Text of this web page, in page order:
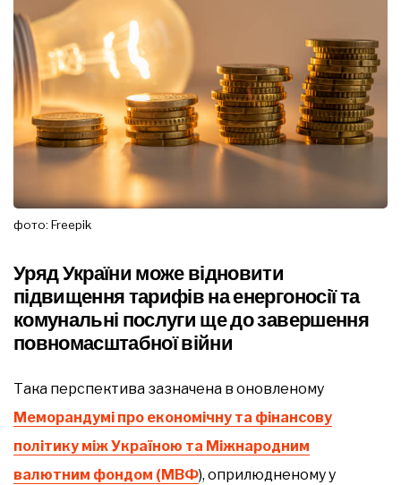
фото: Freepik
Уряд України може відновити
підвищення тарифів на енергоносії та
комунальні послуги ще до завершення
повномасштабної війни
Така перспектива зазначена в оновленому
Меморандумі про економічну та фінансову
політику між Україною та Міжнародним
валютним фондом (МВФ), оприлюдненому у